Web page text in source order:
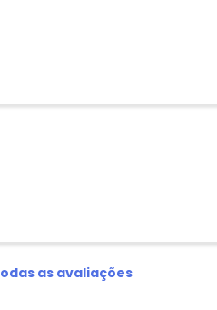
as avaliações